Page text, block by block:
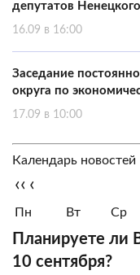
депутатов
16.09 в 16:00
Заседание
округа по
17.09 в 10:00
Календарь новостей
‹‹ ‹
Пн Вт Ср
Планируете ли
10 сентября?